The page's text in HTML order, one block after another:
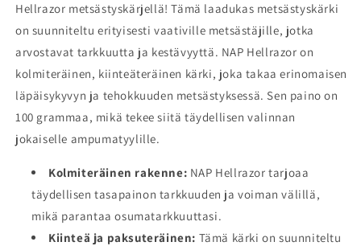
Hellrazor metsästyskärjellä! Tämä laadukas metsästyskärki
on suunniteltu erityisesti vaativille metsästäjille, jotka
arvostavat tarkkuutta ja kestävyyttä. NAP Hellrazor on
kolmiteräinen, kiinteäteräinen kärki, joka takaa erinomaisen
läpäisykyvyn ja tehokkuuden metsästyksessä. Sen paino on
100 grammaa, mikä tekee siitä täydellisen valinnan
jokaiselle ampumatyylille.
Kolmiteräinen rakenne: NAP Hellrazor tarjoaa
täydellisen tasapainon tarkkuuden ja voiman välillä,
mikä parantaa osumatarkkuuttasi.
Kiinteä ja paksuteräinen: Tämä kärki on suunniteltu